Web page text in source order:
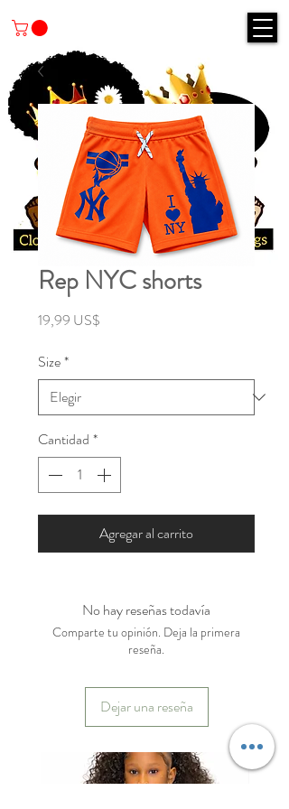
Rep NYC shorts
19,99 US$
Size*
Cantidad *
Agregar al carrito
No hay reseñas todavía
Comparte tu opinión. Deja la primera
reseña.
Dejar una reseña